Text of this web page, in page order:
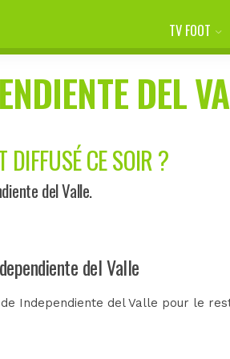
TV FOOT
DEL
DIFFUSÉ CE SOIR ?
del Valle.
del Valle
Independiente del Valle pour le